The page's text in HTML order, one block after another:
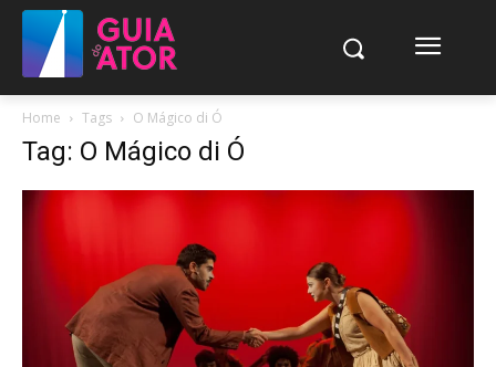
Home Tags O Mágico di Ó
Tag: O Mágico di Ó